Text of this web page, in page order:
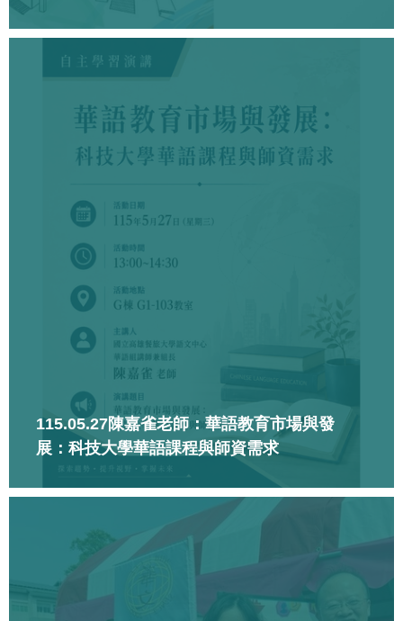
115.05.27陳嘉雀老師：華語教育市場與發
展：科技大學華語課程與師資需求